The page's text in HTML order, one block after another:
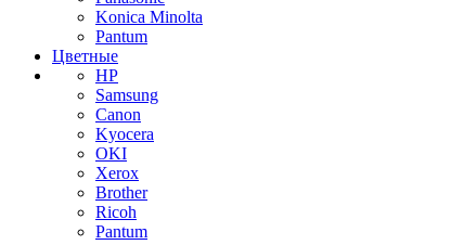
Konica Minolta
Pantum
Цветные
HP
Samsung
Canon
Kyocera
OKI
Xerox
Brother
Ricoh
Pantum